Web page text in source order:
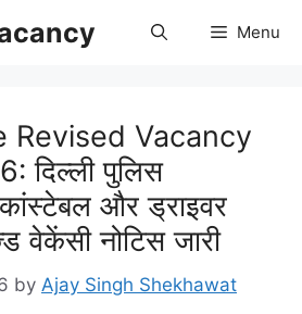
Menu
Revised Vacancy
दिल्ली पुलिस
और ड्राइवर
वेकेंसी नोटिस जारी
by Ajay Singh Shekhawat